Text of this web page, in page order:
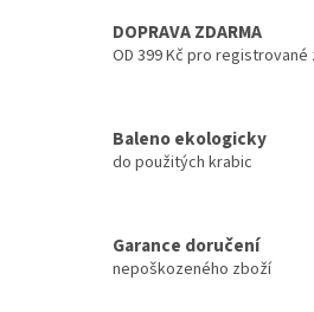
DOPRAVA ZDARMA
OD 399 Kč pro registrované
Baleno ekologicky
do použitých krabic
Garance doručení
nepoškozeného zboží